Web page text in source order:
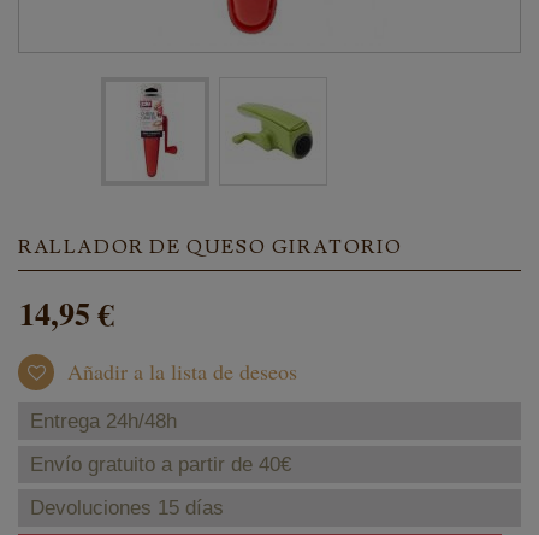
RALLADOR DE QUESO GIRATORIO
14,95 €
Añadir a la lista de deseos
Entrega 24h/48h
Envío gratuito a partir de 40€
Devoluciones 15 días